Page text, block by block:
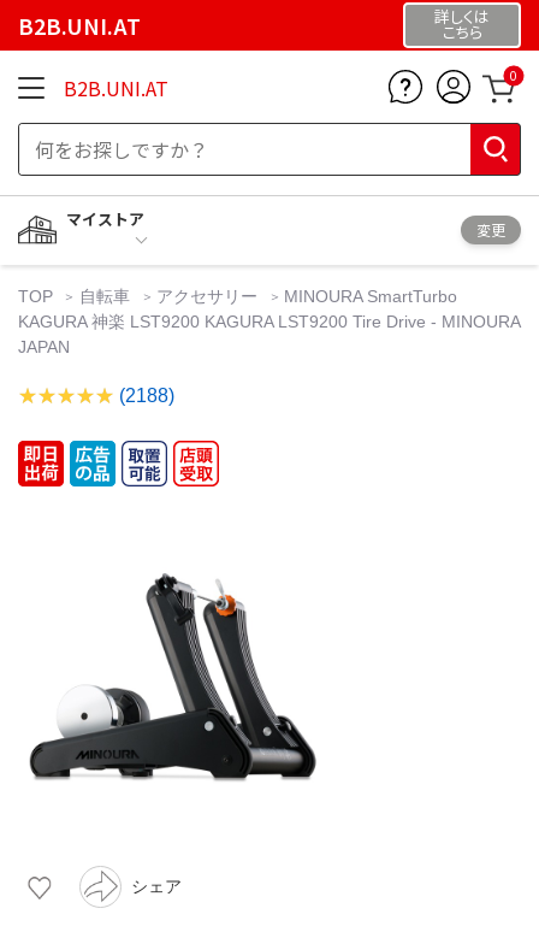
B2B.UNI.AT 詳しくは
こちら
B2B.UNI.AT 0
マイストア
変更
TOP 自転車 アクセサリー
MINOURA SmartTurbo
KAGURA 神楽 LST9200 KAGURA LST9200 Tire Drive - MINOURA
JAPAN
(2188)
シェア